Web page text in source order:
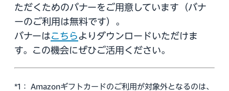
ただくためのバナーをご用意しています（バナ
ーのご利用は無料です）。
バナーはこちらよりダウンロードいただけま
す。この機会にぜひご活用ください。
*1： Amazonギフトカードのご利用が対象外となるのは、